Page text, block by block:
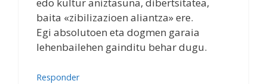
baita «zibilizazioen aliantza» ere.
Egi absolutoen eta dogmen garaia
lehenbailehen gainditu behar dugu.
Responder